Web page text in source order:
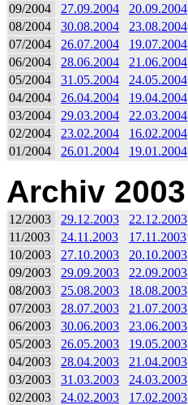
09/2004
27.09.2004 20.09.2004
08/2004
30.08.2004 23.08.2004
07/2004
26.07.2004 19.07.2004
06/2004
28.06.2004 21.06.2004
05/2004
31.05.2004 24.05.2004
04/2004
26.04.2004 19.04.2004
03/2004
29.03.2004 22.03.2004
02/2004
23.02.2004 16.02.2004
01/2004
26.01.2004 19.01.2004
Archiv 2003
12/2003 29.12.2003 22.12.2003
11/2003
24.11.2003 17.11.2003
10/2003
27.10.2003 20.10.2003
09/2003
29.09.2003 22.09.2003
08/2003
25.08.2003 18.08.2003
07/2003
28.07.2003 21.07.2003
06/2003
30.06.2003 23.06.2003
05/2003
26.05.2003 19.05.2003
04/2003
28.04.2003 21.04.2003
03/2003
31.03.2003 24.03.2003
02/2003
24.02.2003 17.02.2003